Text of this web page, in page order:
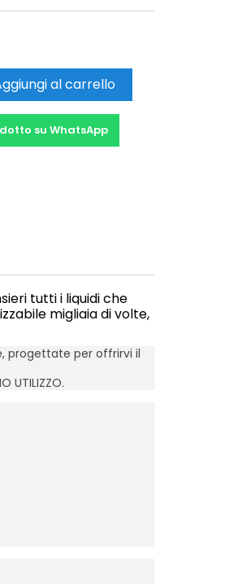
al carrello
su WhatsApp
tutti i liquidi che
migliaia di volte,
progettate per offrirvi il
UTILIZZO.